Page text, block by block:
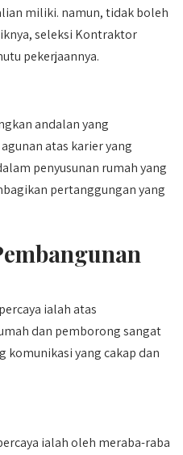
miliki. namun, tidak boleh
seleksi Kontraktor
pekerjaannya.
andalan yang
atas karier yang
penyusunan rumah yang
pertanggungan yang
ialah atas
dan pemborong sangat
yang cakap dan
ialah oleh meraba-raba